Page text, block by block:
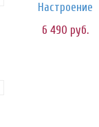
Настроение
6 490 руб.